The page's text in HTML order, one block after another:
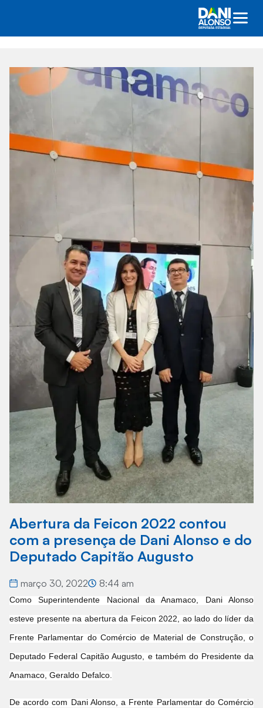
Abertura da Feicon 2022 contou
com a presença de Dani Alonso e do
Deputado Capitão Augusto
março 30, 2022 8:44 am
Como Superintendente Nacional da Anamaco, Dani Alonso
esteve presente na abertura da Feicon 2022, ao lado do líder da
Frente Parlamentar do Comércio de Material de Construção, o
Deputado Federal Capitão Augusto, e também do Presidente da
Anamaco, Geraldo Defalco.
De acordo com Dani Alonso, a Frente Parlamentar do Comércio